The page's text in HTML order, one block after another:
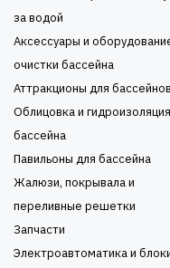
за водой
Аксессуары и
очистки бассейна
Аттракционы для бассейнов
Облицовка и гидроизоляция
бассейна
Павильоны для бассейна
Жалюзи, покрывала и
переливные решетки
Запчасти
Электроавтоматика и